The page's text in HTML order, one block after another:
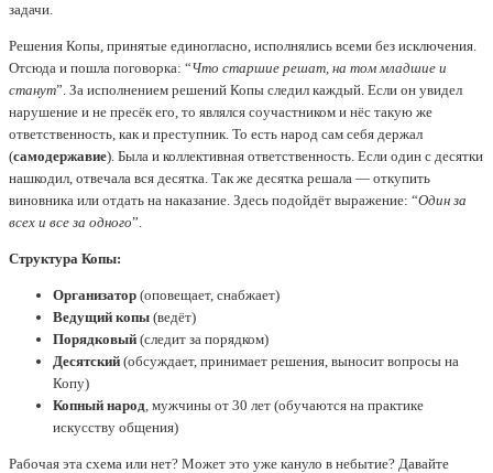
задачи.
Решения Копы, принятые единогласно, исполнялись всеми без исключения.
Отсюда и пошла поговорка: “Что старшие решат, на том младшие и
станут”. За исполнением решений Копы следил каждый. Если он увидел
нарушение и не пресёк его, то являлся соучастником и нёс такую же
ответственность, как и преступник. То есть народ сам себя держал
(самодержавие). Была и коллективная ответственность. Если один с десятки
нашкодил, отвечала вся десятка. Так же десятка решала — откупить
виновника или отдать на наказание. Здесь подойдёт выражение: “Один за
всех и все за одного”.
Структура Копы:
Организатор (оповещает, снабжает)
Ведущий копы (ведёт)
Порядковый (следит за порядком)
Десятский (обсуждает, принимает решения, выносит вопросы на
Копу)
Копный народ , мужчины от 30 лет (обучаются на практике
искусству общения)
Рабочая эта схема или нет? Может это уже кануло в небытие? Давайте